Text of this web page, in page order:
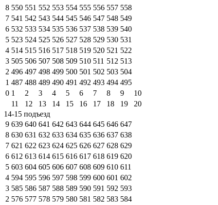
8 550 551 552 553 554 555 556 557 558
7 541 542 543 544 545 546 547 548 549
6 532 533 534 535 536 537 538 539 540
5 523 524 525 526 527 528 529 530 531
4 514 515 516 517 518 519 520 521 522
3 505 506 507 508 509 510 511 512 513
2 496 497 498 499 500 501 502 503 504
1 487 488 489 490 491 492 493 494 495
0 1 2 3 4 5 6 7 8 9
10
11
12 13 14 15 16 17 18 19
20
14-15 подъезд
9 639 640 641 642 643 644 645 646 647
8 630 631 632 633 634 635 636 637 638
7 621 622 623 624 625 626 627 628 629
6 612 613 614 615 616 617 618 619 620
5 603 604 605 606 607 608 609 610 611
4 594 595 596 597 598 599 600 601 602
3 585 586 587 588 589 590 591 592 593
2 576 577 578 579 580 581 582 583 584